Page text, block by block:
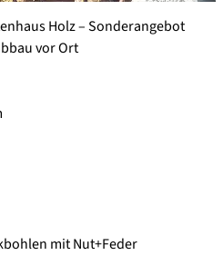
Holz –Sonderangebot
vor Ort
mit Nut+Feder